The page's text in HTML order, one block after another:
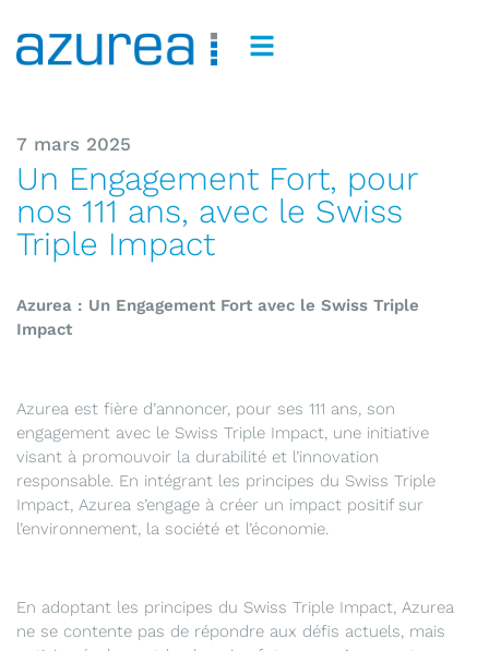
7 mars 2025
Un Engagement Fort, pour
nos 111 ans, avec le Swiss
Triple Impact
Azurea : Un Engagement Fort avec le Swiss Triple
Impact
Azurea est fière d’annoncer, pour ses 111 ans, son
engagement avec le Swiss Triple Impact, une initiative
visant à promouvoir la durabilité et l’innovation
responsable. En intégrant les principes du Swiss Triple
Impact, Azurea s’engage à créer un impact positif sur
l’environnement, la société et l’économie.
En adoptant les principes du Swiss Triple Impact, Azurea
ne se contente pas de répondre aux défis actuels, mais